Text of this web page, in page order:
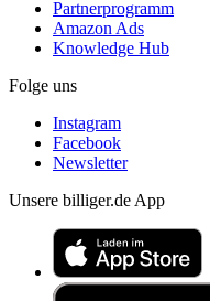
Partnerprogramm
Amazon Ads
Knowledge Hub
Folge uns
Instagram
Facebook
Newsletter
Unsere billiger.de App